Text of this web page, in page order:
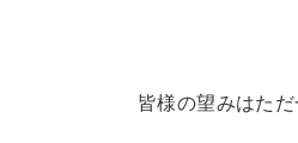
皆様の望みはただ